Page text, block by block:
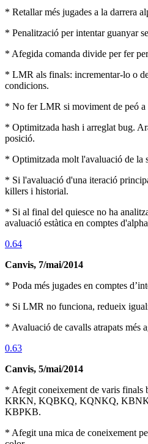
* Retallar més jugades a la darrera
* Penalització per intentar guanyar
* Afegida comanda divide per fer
* LMR als finals: incrementar-lo o
condicions.
* No fer LMR si moviment de peó a
* Optimitzada hash i arreglat bug.
posició.
* Optimitzada molt l'avaluació de la
* Si l'avaluació d'una iteració
killers i historial.
* Si al final del quiesce no ha
avaluació estàtica en comptes
0.64
Canvis, 7/mai/2014
* Poda més jugades en comptes
* Si LMR no funciona, redueix
* Avaluació de cavalls atrapats més
0.63
Canvis, 5/mai/2014
* Afegit coneixement de varis
KRKN, KQBKQ, KQNKQ,
KBPKB.
* Afegit una mica de coneixement